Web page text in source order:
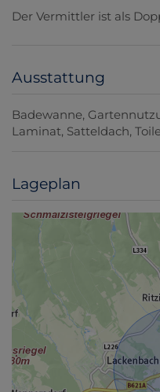
Der Vermittler ist als
Ausstattung
Badewanne
Laminat Satteldach
Lageplan